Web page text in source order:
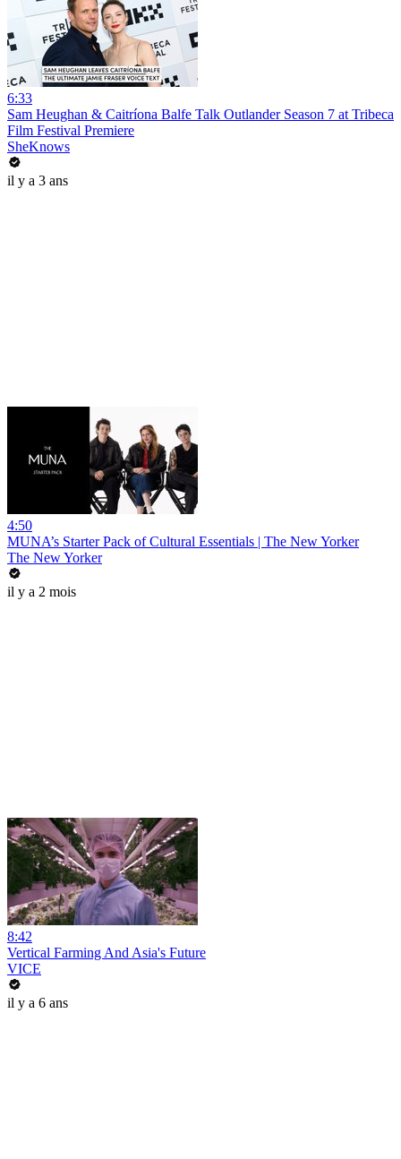
6:33
Sam Heughan & Caitríona Balfe Talk Outlander Season 7 at Tribeca
Film Festival Premiere
SheKnows
il y a 3 ans
4:50
MUNA’s Starter Pack of Cultural Essentials | The New Yorker
The New Yorker
il y a 2 mois
8:42
Vertical Farming And Asia's Future
VICE
il y a 6 ans